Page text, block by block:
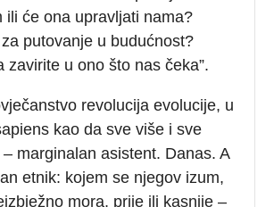
ili će ona upravljati nama?
putovanje u budućnost?
zavirite u ono što nas čeka”.
revolucija evolucije, u
kao da sve više i sve
marginalan asistent. Danas. A
etnik: kojem se njegov izum,
mora, prije ili kasnije –